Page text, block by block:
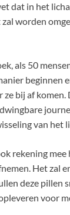
dat in het
worden
als 50
beginnen
ze bij af
van het
rekening
Het zal
deze pillen
voor